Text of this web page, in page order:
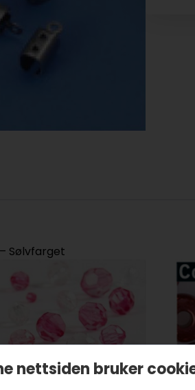
Sølvfarget
nettsiden bruker